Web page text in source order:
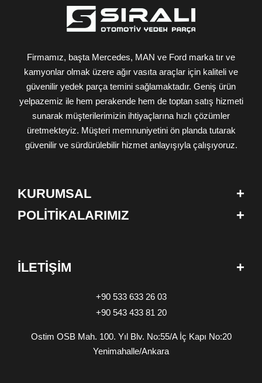
Firmamız, başta Mercedes, MAN ve Ford marka tır ve
kamyonlar olmak üzere ağır vasıta araçlar için kaliteli ve
güvenilir yedek parça temini sağlamaktadır. Geniş ürün
yelpazemiz ile hem perakende hem de toptan satış hizmeti
sunarak müşterilerimizin ihtiyaçlarına hızlı çözümler
üretmekteyiz. Müşteri memnuniyetini ön planda tutarak
güvenilir ve sürdürülebilir hizmet anlayışıyla çalışıyoruz.
KURUMSAL +
POLİTİKALARIMIZ +
İLETİŞİM +
+90 533 633 26 03
+90 543 433 81 20
Ostim OSB Mah. 100. Yıl Blv. No:55/A İç Kapı No:20
Yenimahalle/Ankara